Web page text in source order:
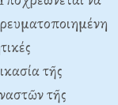
τῆς
τῆς